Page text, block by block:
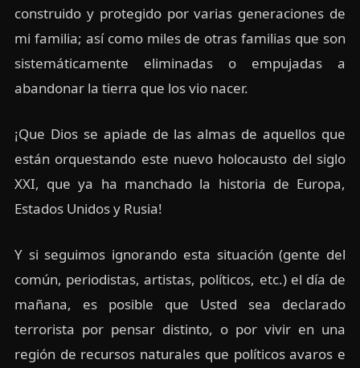
construido y protegido por varias generaciones de
mi familia; así como miles de otras familias que son
sistemáticamente eliminadas o empujadas a
abandonar la tierra que los vio nacer.
¡Que Dios se apiade de las almas de aquellos que
están orquestando este nuevo holocausto del siglo
XXI, que ya ha manchado la historia de Europa,
Estados Unidos y Rusia!
Y si seguimos ignorando esta situación (gente del
común, periodistas, artistas, políticos, etc.) el día de
mañana, es posible que Usted sea declarado
terrorista por pensar distinto, o por vivir en una
región de recursos naturales que políticos avaros e